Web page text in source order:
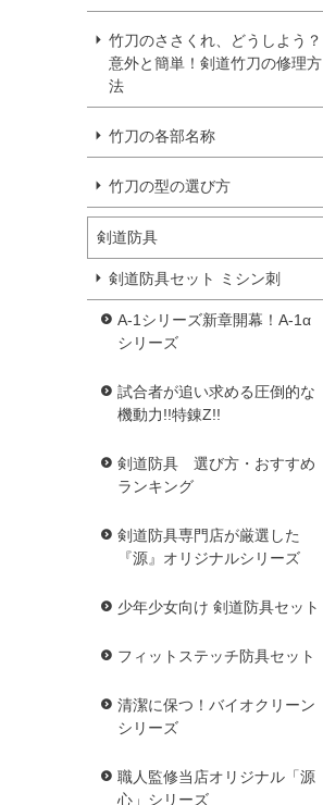
竹刀のささくれ、どうしよう？
意外と簡単！剣道竹刀の修理方
法
竹刀の各部名称
竹刀の型の選び方
剣道防具
剣道防具セット ミシン刺
A-1シリーズ新章開幕！A-1α
シリーズ
試合者が追い求める圧倒的な
機動力!!特錬Z!!
剣道防具 選び方・おすすめ
ランキング
剣道防具専門店が厳選した
『源』オリジナルシリーズ
少年少女向け 剣道防具セット
フィットステッチ防具セット
清潔に保つ！バイオクリーン
シリーズ
職人監修当店オリジナル「源
心」シリーズ